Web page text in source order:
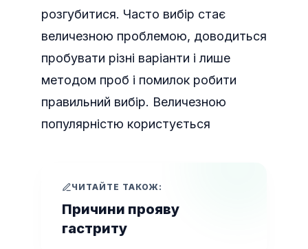
розгубитися. Часто вибір стає
величезною проблемою, доводиться
пробувати різні варіанти і лише
методом проб і помилок робити
правильний вибір. Величезною
популярністю користується
ЧИТАЙТЕ ТАКОЖ:
Причини прояву
гастриту